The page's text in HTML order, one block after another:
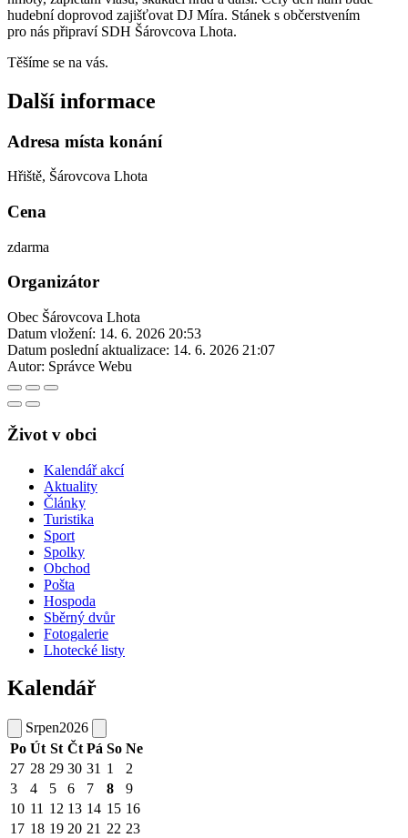
hudební doprovod zajišťovat DJ Míra. Stánek s občerstvením
pro nás připraví SDH Šárovcova Lhota.
Těšíme se na vás.
Další informace
Adresa místa konání
Hřiště, Šárovcova Lhota
Cena
zdarma
Organizátor
Obec Šárovcova Lhota
Datum vložení: 14. 6. 2026 20:53
Datum poslední aktualizace: 14. 6. 2026 21:07
Autor: Správce Webu
Život v obci
Kalendář akcí
Aktuality
Články
Turistika
Sport
Spolky
Obchod
Pošta
Hospoda
Sběrný dvůr
Fotogalerie
Lhotecké listy
Kalendář
Srpen2026
Po Út St Čt Pá So Ne
27 28 29 30 31 1
2
3
4 5 6 7 8
9
10 11 12 13 14 15 16
17 18 19 20 21 22 23